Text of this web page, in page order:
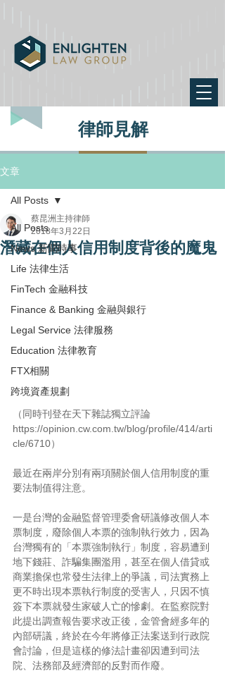
文章
All Posts
News 新聞時事
Life 法律生活
FinTech 金融科技
Finance & Banking 金融與銀行
Legal Service 法律服務
Education 法律教育
FTX相關
跨境資產規劃
All Posts
潛藏在個人信用制度背後的魔鬼
蔡昆洲主持律師
2018年3月22日
（同時刊登在天下雜誌獨立評論
https://opinion.cw.com.tw/blog/profile/414/arti
cle/6710）
最近在兩岸分別有兩項關於個人信用制度的重
要法制值得注意。
一是台灣的金融監督管理委會研議修改個人本
票制度，廢除個人本票的強制執行效力，因為
台灣獨有的「本票強制執行」制度，容易遭到
地下錢莊、詐騙集團濫用，甚至在個人借貸或
商業擔保也常發生法律上的爭議，司法實務上
更不時出現本票執行制度的受害人，只因不慎
簽下本票就發生家破人亡的慘劇。在監察院對
此提出調查報告要求改正後，金管會經多年的
內部研議，終於在今年將修正法案送到行政院
會討論，但是這樣的修法計畫卻因遭到司法
院、法務部及經濟部的反對而作廢。
律師見解